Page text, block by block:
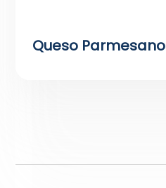
Queso Parmesano